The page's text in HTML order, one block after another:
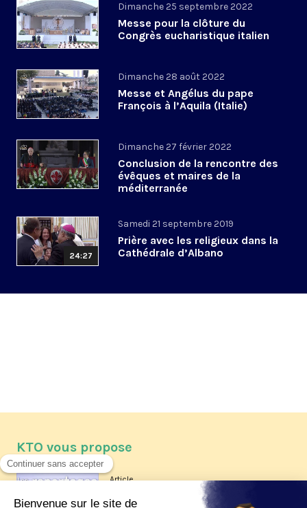
Dimanche 25 septembre 2022
Messe pour la clôture du
Congrès eucharistique italien
Dimanche 28 août 2022
Messe et Angélus du pape
François à l’Aquila (Italie)
Dimanche 27 février 2022
Conclusion de la rencontre des
évêques et maires de la
méditerranée
24:27
Samedi 21 septembre 2019
Prière avec les religieux dans la
Cathédrale d’Albano
KTO vous propose
Article
Les reportages d'été 2026 de KTO